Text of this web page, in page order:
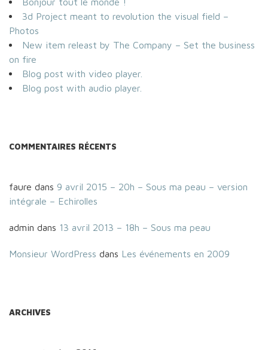
3d Project meant to revolution the visual field –
Photos
New item releast by The Company – Set the business
on fire
Blog post with video player.
Blog post with audio player.
COMMENTAIRES RÉCENTS
faure dans 9 avril 2015 – 20h – Sous ma peau – version
intégrale – Echirolles
admin dans 13 avril 2013 – 18h – Sous ma peau
Monsieur WordPress dans Les événements en 2009
ARCHIVES